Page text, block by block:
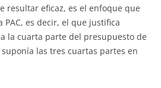
resultar eficaz, es el enfoque que
es decir, el que justifica
la cuarta parte del presupuesto de
las tres cuartas partes en